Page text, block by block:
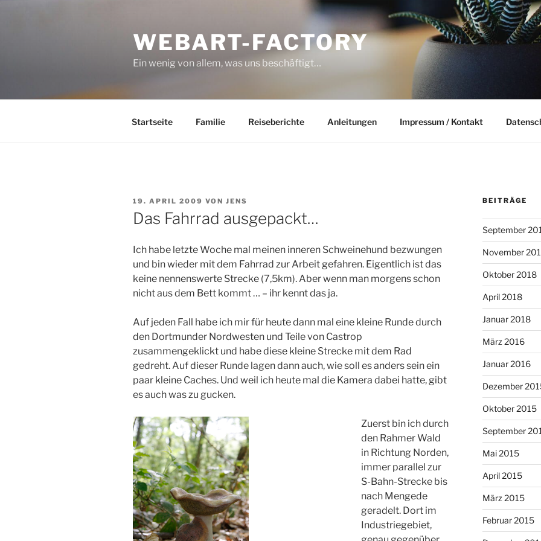
WEBART-FACTORY
Ein wenig von allem, was uns beschäftigt…
Startseite Familie Reiseberichte Anleitungen Impressum / Kontakt
VERÖFFENTLICHT
AM
19. APRIL 2009 VON JENS
Das Fahrrad ausgepackt…
Ich habe letzte Woche mal meinen inneren Schweinehund bezwungen
und bin wieder mit dem Fahrrad zur Arbeit gefahren. Eigentlich ist das
keine nennenswerte Strecke (7,5km). Aber wenn man morgens schon
nicht aus dem Bett kommt … – ihr kennt das ja.
Auf jeden Fall habe ich mir für heute dann mal eine kleine Runde durch
den Dortmunder Nordwesten und Teile von Castrop
zusammengeklickt und habe diese kleine Strecke mit dem Rad
gedreht. Auf dieser Runde lagen dann auch, wie soll es anders sein ein
paar kleine Caches. Und weil ich heute mal die Kamera dabei hatte, gibt
es auch was zu gucken.
Zuerst bin ich durch
den Rahmer Wald
in Richtung Norden,
immer parallel zur
S-Bahn-Strecke bis
nach Mengede
geradelt. Dort im
Industriegebiet,
BEITRÄGE
September
November
Oktober 2018
April 2018
Januar 2018
März 2016
Januar 2016
Dezember
Oktober 2015
September
Mai 2015
April 2015
März 2015
Februar 2015